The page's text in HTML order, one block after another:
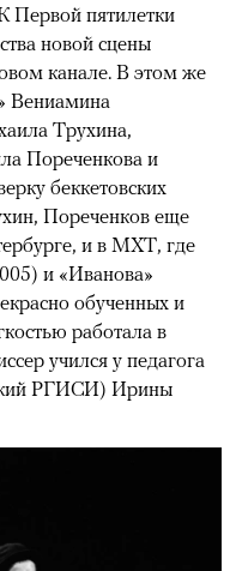
Первой пятилетки
новой сцены
канале. В этом же
Вениамина
Трухина,
Пореченкова и
беккетовских
Пореченков еще
и в МХТ, где
и «Иванова»
обученных и
работала в
учился у педагога
РГИСИ) Ирины